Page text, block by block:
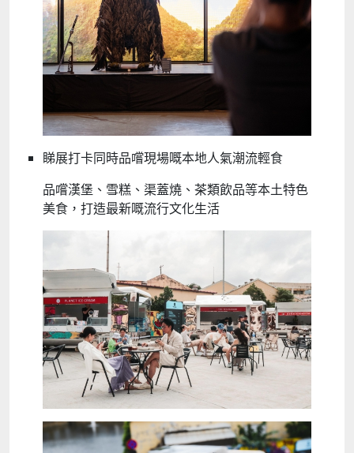
睇展打卡同時品嚐現場嘅本地人氣潮流輕食
品嚐漢堡、雪糕、渠蓋燒、茶類飲品等本土特色
美食，打造最新嘅流行文化生活